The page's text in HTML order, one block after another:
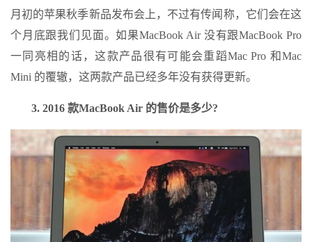
月初的苹果秋季新品发布会上，不过有传闻称，它们会在这
个月底跟我们见面。如果MacBook Air 没有跟MacBook Pro
一同亮相的话，这款产品很有可能会重蹈Mac Pro 和Mac
Mini 的覆辙，这两款产品已经多年没有获得更新。
3. 2016 款MacBook Air 的售价是多少?